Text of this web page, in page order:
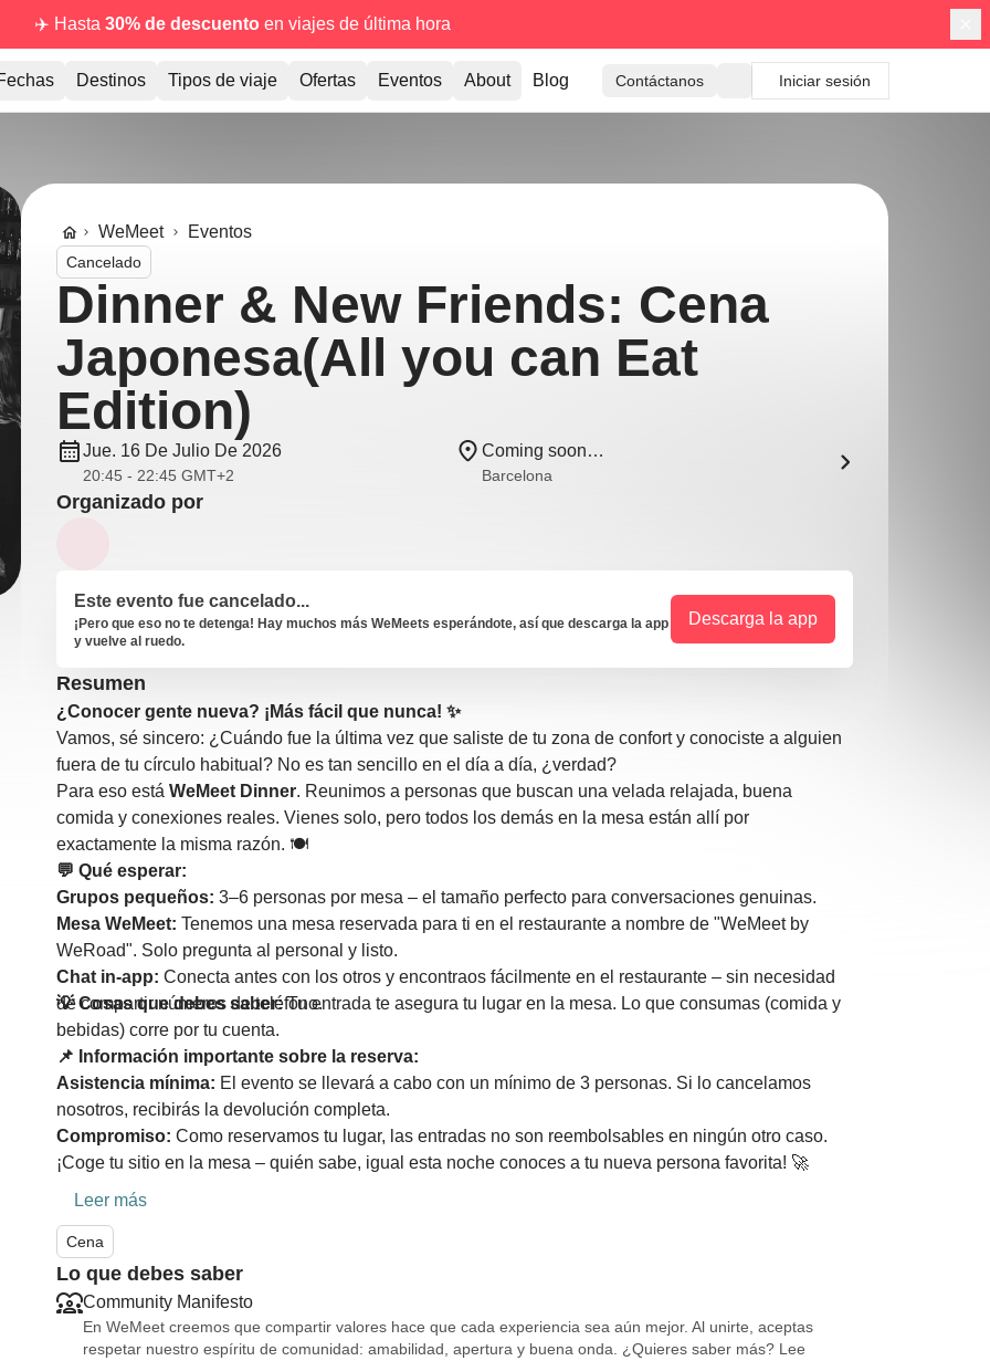
✈️ Hasta 30% de descuentoen viajes de última hora
Destinos Tipos de viaje Ofertas Eventos About Blog Contáctanos Iniciar sesión
WeMeet Eventos
Cancelado
Dinner & New Friends: Cena
Japonesa(All you can Eat
Edition)
Jue. 16 De Julio De 2026
20:45 - 22:45 GMT+2
Coming soon…
Barcelona
Organizado por
Este evento fue cancelado...
¡Pero que eso no te detenga! Hay muchos más WeMeets esperándote, así que descarga la app
y vuelve al ruedo.
Descarga la app
Resumen
¿Conocer gente nueva? ¡Más fácil que nunca! ✨
Vamos, sé sincero: ¿Cuándo fue la última vez que saliste de tu zona de confort y conociste a alguien
fuera de tu círculo habitual? No es tan sencillo en el día a día, ¿verdad?
Para eso está WeMeet Dinner. Reunimos a personas que buscan una velada relajada, buena
comida y conexiones reales. Vienes solo, pero todos los demás en la mesa están allí por
exactamente la misma razón. 🍽️
💬 Qué esperar:
Grupos pequeños: 3–6 personas por mesa – el tamaño perfecto para conversaciones genuinas.
Mesa WeMeet: Tenemos una mesa reservada para ti en el restaurante a nombre de "WeMeet by
WeRoad". Solo pregunta al personal y listo.
Chat in-app: Conecta antes con los otros y encontraos fácilmente en el restaurante – sin necesidad
de compartir números de teléfono.
💡 Cosas que debes saber:Tu entrada te asegura tu lugar en la mesa. Lo que consumas (comida y
bebidas) corre por tu cuenta.
📌 Información importante sobre la reserva:
Asistencia mínima: El evento se llevará a cabo con un mínimo de 3 personas. Si lo cancelamos
nosotros, recibirás la devolución completa.
Compromiso: Como reservamos tu lugar, las entradas no son reembolsables en ningún otro caso.
¡Coge tu sitio en la mesa – quién sabe, igual esta noche conoces a tu nueva persona favorita! 🚀
Leer más
Cena
Lo que debes saber
Community Manifesto
En WeMeet creemos que compartir valores hace que cada experiencia sea aún mejor. Al unirte, aceptas
respetar nuestro espíritu de comunidad: amabilidad, apertura y buena onda. ¿Quieres saber más? Lee